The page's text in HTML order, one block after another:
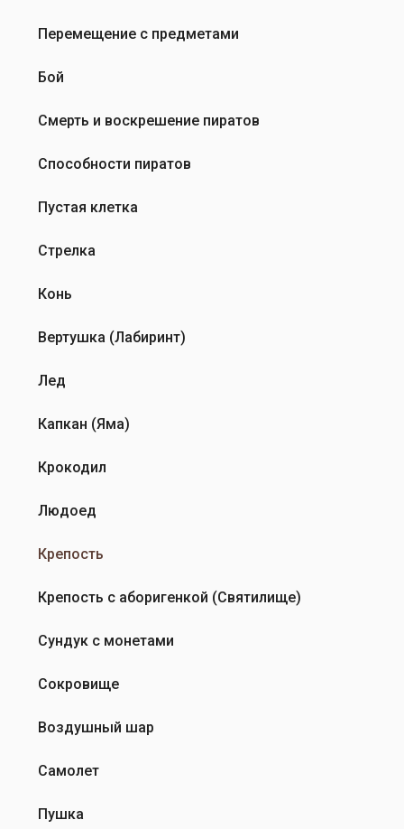
…
Иван
с
и
о
н
…
игрок
Перемещение с предметами
Бой
Смерть и воскрешение пиратов
Способности пиратов
Пустая клетка
Стрелка
Конь
Вертушка (Лабиринт)
Лед
Капкан (Яма)
Крокодил
Людоед
Крепость
Крепость с аборигенкой (Святилище)
Сундук с монетами
Сокровище
Воздушный шар
Самолет
Пушка